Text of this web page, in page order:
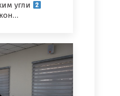
угли